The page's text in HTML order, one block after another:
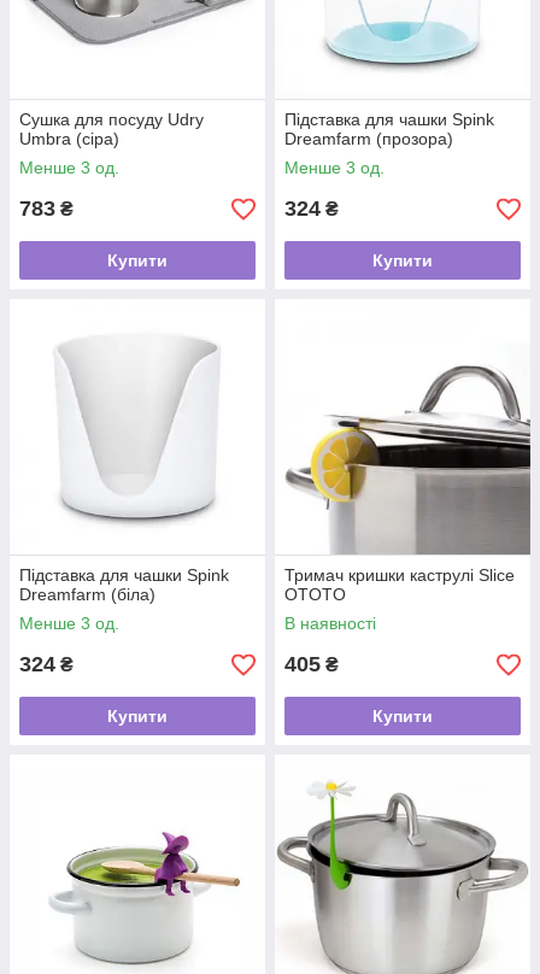
Сушка для посуду Udry
Umbra (сіра)
Менше 3 од.
783 ₴
Купити
Підставка для чашки Spink
Dreamfarm (прозора)
Менше 3 од.
324 ₴
Купити
Підставка для чашки Spink
Dreamfarm (біла)
Менше 3 од.
324 ₴
Купити
Тримач кришки каструлі Slice
OTOTO
В наявності
405 ₴
Купити